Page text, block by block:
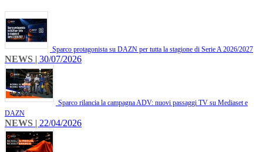
Sparco protagonista su DAZN per tutta la stagione di Serie A 2026/2027
NEWS | 30/07/2026
Sparco rilancia la campagna ADV: nuovi passaggi TV su Mediaset e
DAZN
NEWS | 22/04/2026